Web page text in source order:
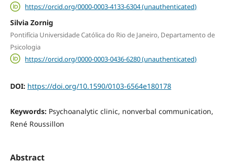
https://orcid.org/0000-0003-4133-6304 (unauthenticated)
Silvia Zornig
Pontifícia Universidade Católica do Rio de Janeiro, Departamento de
Psicologia
https://orcid.org/0000-0003-0436-6280 (unauthenticated)
DOI: https://doi.org/10.1590/0103-6564e180178
Keywords: Psychoanalytic clinic, nonverbal communication,
René Roussillon
Abstract